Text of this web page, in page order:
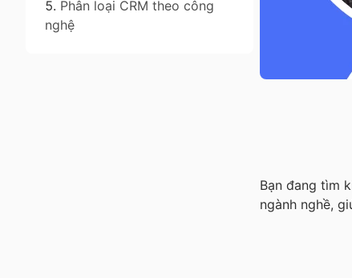
Phân loại CRM theo công
nghệ
Bạn đang tìm
ngành nghề,